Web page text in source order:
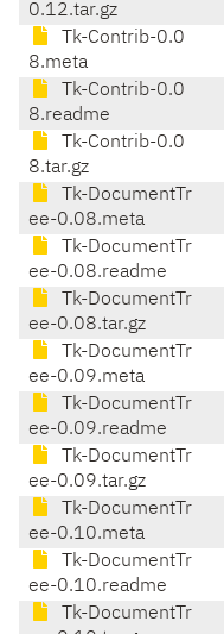
0.12.tar.gz
Tk-Contrib-0.0
8.meta
Tk-Contrib-0.0
8.readme
Tk-Contrib-0.0
8.tar.gz
Tk-DocumentTr
ee-0.08.meta
Tk-DocumentTr
ee-0.08.readme
Tk-DocumentTr
ee-0.08.tar.gz
Tk-DocumentTr
ee-0.09.meta
Tk-DocumentTr
ee-0.09.readme
Tk-DocumentTr
ee-0.09.tar.gz
Tk-DocumentTr
ee-0.10.meta
Tk-DocumentTr
ee-0.10.readme
Tk-DocumentTr